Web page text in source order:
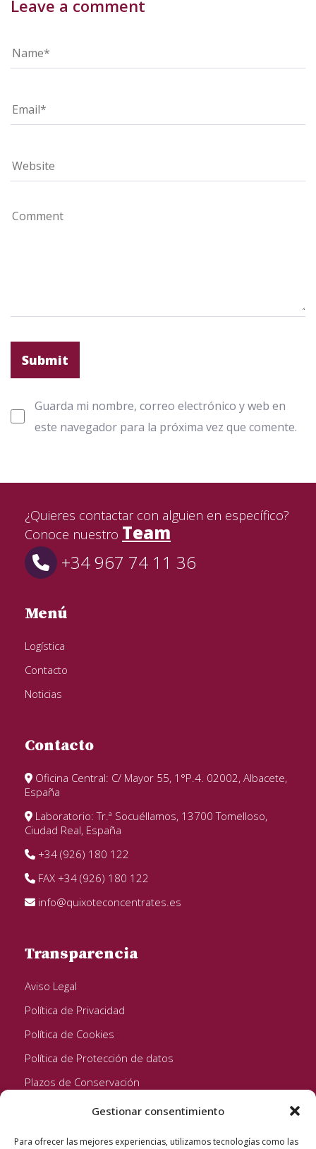
Gestionar consentimiento
Para ofrecer las mejores experiencias, utilizamos tecnologías como las
Leave a comment
Guarda mi nombre, correo electrónico y web en
este navegador para la próxima vez que comente.
¿Quieres contactar con alguien en específico?
Conoce nuestro Team
+34 967 74 11 36
Menú
Logística
Contacto
Noticias
Contacto
Oficina Central: C/ Mayor 55, 1°P.4. 02002, Albacete,
España
Laboratorio: Tr.ª Socuéllamos, 13700 Tomelloso,
Ciudad Real, España
+34 (926) 180 122
FAX +34 (926) 180 122
info@quixoteconcentrates.es
Transparencia
Aviso Legal
Política de Privacidad
Política de Cookies
Política de Protección de datos
Plazos de Conservación
Seguinos!